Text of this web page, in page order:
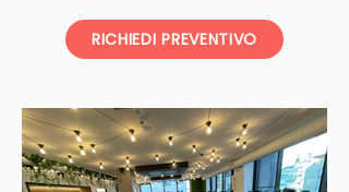
RICHIEDI PREVENTIVO